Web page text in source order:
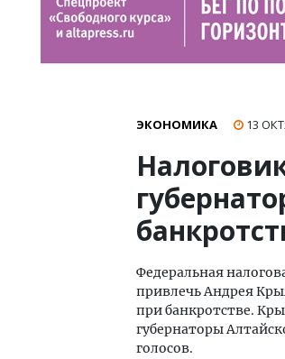
ЭКОНОМИКА 13
Федеральная
привлечь Андрея
при банкротстве.
губернаторы
голосов.